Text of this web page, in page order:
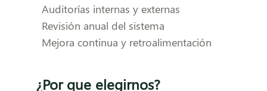
Auditorías internas y externas
Revisión anual del sistema
Mejora continua y retroalimentación
¿Por que elegirnos?